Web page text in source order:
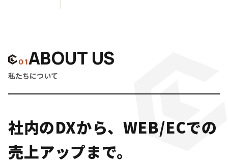
01ABOUT US
私たちについて
社内のDXから、WEB/ECでの
売上アップまで。